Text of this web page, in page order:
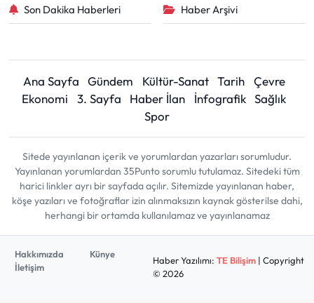
Son Dakika Haberleri Haber Arşivi
Ana Sayfa Gündem Kültür-Sanat Tarih
Çevre
Ekonomi
3. Sayfa Haber İlan İnfografik Sağlık
Spor
Sitede yayınlanan içerik ve yorumlardan yazarları sorumludur.
Yayınlanan yorumlardan 35Punto sorumlu tutulamaz. Sitedeki tüm
harici linkler ayrı bir sayfada açılır. Sitemizde yayınlanan haber,
köşe yazıları ve fotoğraflar izin alınmaksızın kaynak gösterilse dahi,
herhangi bir ortamda kullanılamaz ve yayınlanamaz
Hakkımızda
Künye
İletişim
Haber Yazılımı: TE Bilişim| Copyright
© 2026